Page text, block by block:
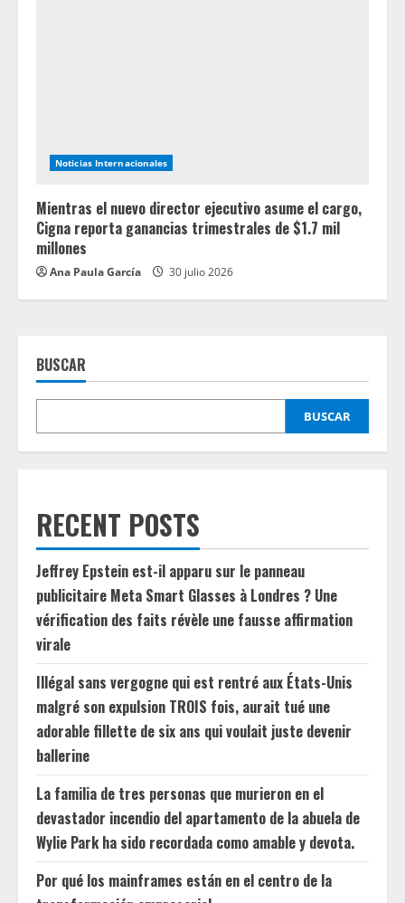
Noticias Internacionales
Mientras el nuevo director ejecutivo asume el cargo,
Cigna reporta ganancias trimestrales de $1.7 mil
millones
Ana Paula García 30 julio 2026
BUSCAR
BUSCAR
RECENT POSTS
Jeffrey Epstein est-il apparu sur le panneau
publicitaire Meta Smart Glasses à Londres ? Une
vérification des faits révèle une fausse affirmation
virale
Illégal sans vergogne qui est rentré aux États-Unis
malgré son expulsion TROIS fois, aurait tué une
adorable fillette de six ans qui voulait juste devenir
ballerine
La familia de tres personas que murieron en el
devastador incendio del apartamento de la abuela de
Wylie Park ha sido recordada como amable y devota.
Por qué los mainframes están en el centro de la